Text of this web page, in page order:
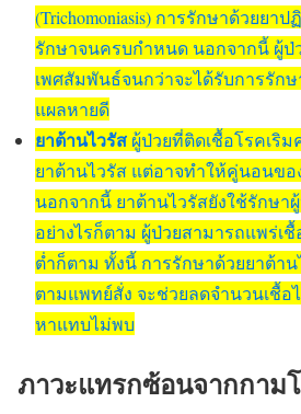
(Trichomoniasis) การรักษาด้วยยา
รักษาจนครบกำหนด นอกจากนี้ ผู้ป่
เพศสัมพันธ์จนกว่าจะได้รับการรัก
แผลหายดี
ยาต้านไวรัส ผู้ป่วยที่ติดเชื้อโรคเริ
ยาต้านไวรัส แต่อาจทำให้คู่นอนขอ
นอกจากนี้ ยาต้านไวรัสยังใช้รักษาผู้
อย่างไรก็ตาม ผู้ป่วยสามารถแพร่เ
ต่ำก็ตาม ทั้งนี้ การรักษาด้วยยาต้าน
ตามแพทย์สั่ง จะช่วยลดจำนวนเชื้อ
หาแทบไม่พบ
ภาวะแทรกซ้อนจากกาม